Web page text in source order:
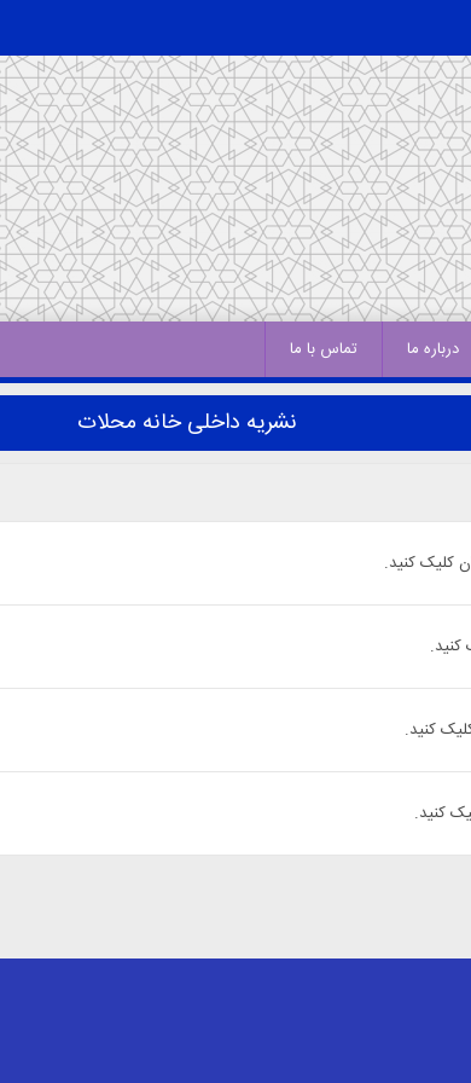
درباره ما تماس با ما
نشریه داخلی خانه محلات